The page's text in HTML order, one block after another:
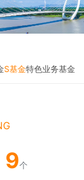
S基金特色业务基金
9个